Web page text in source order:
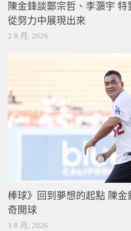
陳金鋒談鄭宗哲、李灝宇
從努力中展現出來
2 8 月, 2026
棒球》回到夢想的起點 陳金
奇開球
3 8 月, 2026